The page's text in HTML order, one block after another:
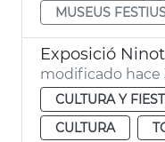
MUSEUS
Exposició
modificado hace
CULTURA Y
CULTURA